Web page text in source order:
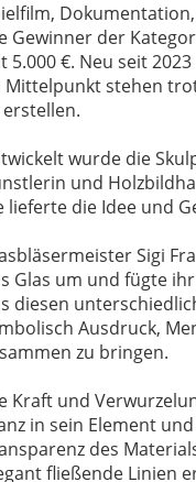
Gewinner der
5.000 €. Neu seit
Mittelpunkt stehen
erstellen.
wurde die
und
lieferte die Idee und
Sigi
Glas um und fügte
diesen
Ausdruck,
zu bringen.
Kraft und
in sein Element
des
fließende Linien